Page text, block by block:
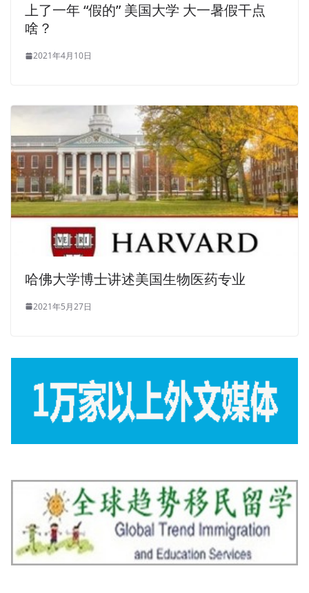
上了一年 “假的” 美国大学 大一暑假干点
啥？
2021年4月10日
哈佛大学博士讲述美国生物医药专业
2021年5月27日